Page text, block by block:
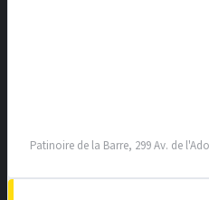
Patinoire de la Barre, 299 Av. de